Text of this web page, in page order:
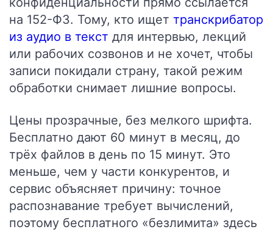
на 152-ФЗ. Тому, кто ищет транскрибатор
из аудио в текст для интервью, лекций
или рабочих созвонов и не хочет, чтобы
записи покидали страну, такой режим
обработки снимает лишние вопросы.
Цены прозрачные, без мелкого шрифта.
Бесплатно дают 60 минут в месяц, до
трёх файлов в день по 15 минут. Это
меньше, чем у части конкурентов, и
сервис объясняет причину: точное
распознавание требует вычислений,
поэтому бесплатного «безлимита» здесь